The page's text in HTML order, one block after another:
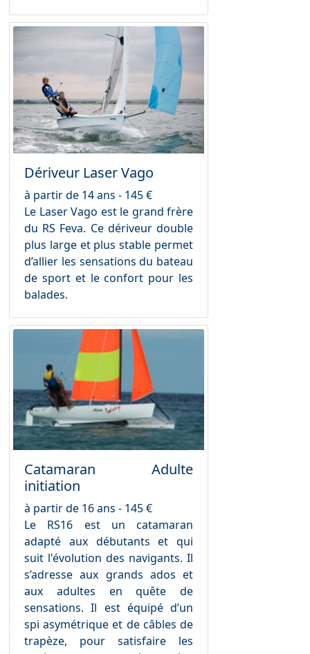
Dériveur Laser Vago
à partir de 14 ans - 145 €
Le Laser Vago est le grand frère
du RS Feva. Ce dériveur double
plus large et plus stable permet
d’allier les sensations du bateau
de sport et le confort pour les
balades.
Catamaran Adulte
initiation
à partir de 16 ans - 145 €
Le RS16 est un catamaran
adapté aux débutants et qui
suit l'évolution des navigants. Il
s’adresse aux grands ados et
aux adultes en quête de
sensations. Il est équipé d’un
spi asymétrique et de câbles de
trapèze, pour satisfaire les